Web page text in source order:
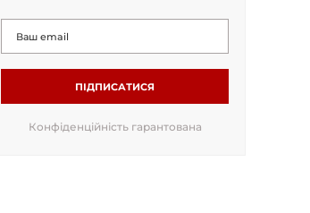
ПІДПИСАТИСЯ
Конфіденційність гарантована